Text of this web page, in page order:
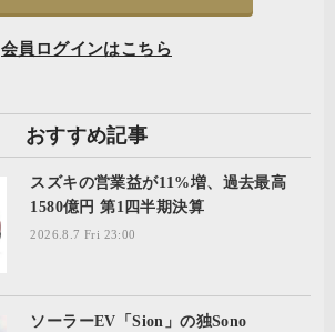
会員ログインはこちら
おすすめ記事
スズキの営業益が11%増、過去最高
1580億円 第1四半期決算
2026.8.7 Fri 23:00
ソーラーEV「Sion」の独Sono